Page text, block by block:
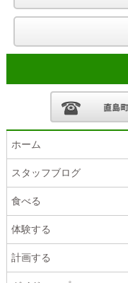
ホーム
スタッフブログ
食べる
体験する
計画する